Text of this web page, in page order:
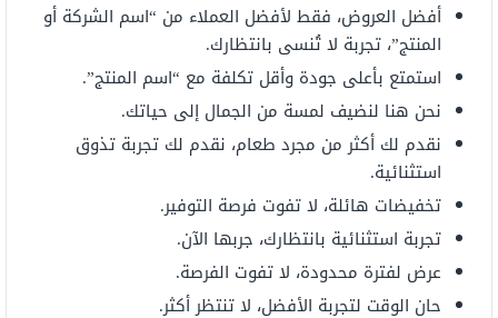
أفضل العروض، فقط لأفضل العملاء من “اسم الشركة أو
المنتج”، تجربة لا تُنسى بانتظارك.
استمتع بأعلى جودة وأقل تكلفة مع “اسم المنتج”.
نحن هنا لنضيف لمسة من الجمال إلى حياتك.
نقدم لك أكثر من مجرد طعام، نقدم لك تجربة تذوق
استثنائية.
تخفيضات هائلة، لا تفوت فرصة التوفير.
تجربة استثنائية بانتظارك، جربها الآن.
عرض لفترة محدودة، لا تفوت الفرصة.
حان الوقت لتجربة الأفضل، لا تنتظر أكثر.